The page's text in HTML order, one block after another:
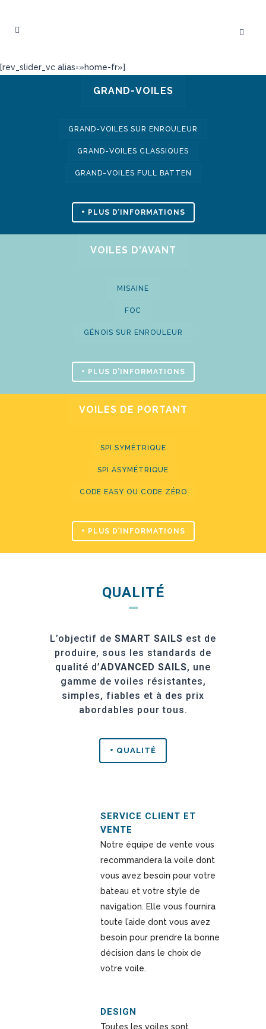
[rev_slider_vc alias=»home-fr»]
GRAND-VOILES
GRAND-VOILES SUR ENROULEUR
GRAND-VOILES CLASSIQUES
GRAND-VOILES FULL BATTEN
+ PLUS D’INFORMATIONS
VOILES D'AVANT
MISAINE
FOC
GÉNOIS SUR ENROULEUR
+ PLUS D’INFORMATIONS
VOILES DE PORTANT
SPI SYMÉTRIQUE
SPI ASYMÉTRIQUE
CODE EASY OU CODE ZÉRO
+ PLUS D’INFORMATIONS
QUALITÉ
L’objectif de SMART SAILS est de
produire, sous les standards de
qualité d’ADVANCED SAILS, une
gamme de voiles résistantes,
simples, fiables et à des prix
abordables pour tous.
+ QUALITÉ
SERVICE CLIENT ET
VENTE
Notre équipe de vente vous
recommandera la voile dont
vous avez besoin pour votre
bateau et votre style de
navigation. Elle vous fournira
toute l’aide dont vous avez
besoin pour prendre la bonne
décision dans le choix de
votre voile.
DESIGN
Toutes les voiles sont